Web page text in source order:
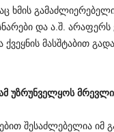
ხმის
და ა.შ. არაფერს
მასშტაბით
უზრუნველყოს
შესაძლებელია იმ